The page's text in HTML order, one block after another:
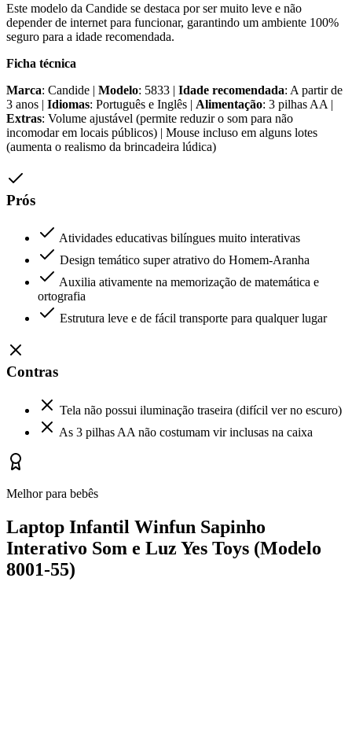
Este modelo da Candide se destaca por ser muito leve e não
depender de internet para funcionar, garantindo um ambiente 100%
seguro para a idade recomendada.
Ficha técnica
Marca: Candide | Modelo: 5833 | Idade recomendada: A partir de
3 anos | Idiomas: Português e Inglês | Alimentação: 3 pilhas AA |
Extras: Volume ajustável (permite reduzir o som para não
incomodar em locais públicos) | Mouse incluso em alguns lotes
(aumenta o realismo da brincadeira lúdica)
Prós
Atividades educativas bilíngues muito interativas
Design temático super atrativo do Homem-Aranha
Auxilia ativamente na memorização de matemática e
ortografia
Estrutura leve e de fácil transporte para qualquer lugar
Contras
Tela não possui iluminação traseira (difícil ver no escuro)
As 3 pilhas AA não costumam vir inclusas na caixa
Melhor para bebês
Laptop Infantil Winfun Sapinho
Interativo Som e Luz Yes Toys (Modelo
8001-55)